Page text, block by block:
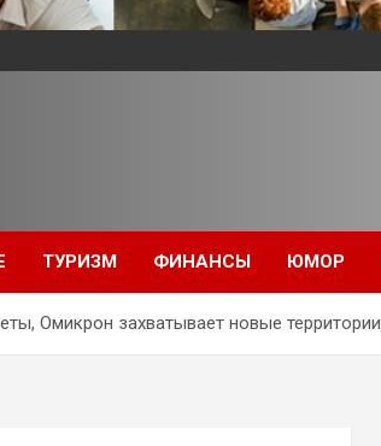
ТУРИЗМ ФИНАНСЫ ЮМОР
Омикрон захватывает новые территории